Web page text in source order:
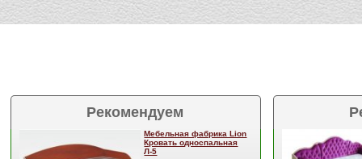
Рекомендуем
Мебельная фабрика Lion
Кровать односпальная
Л-5